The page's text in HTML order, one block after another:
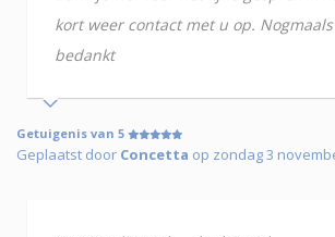
kort weer contact met u op.
bedankt
Getuigenis van 5
Geplaatst door Concetta op zondag 3